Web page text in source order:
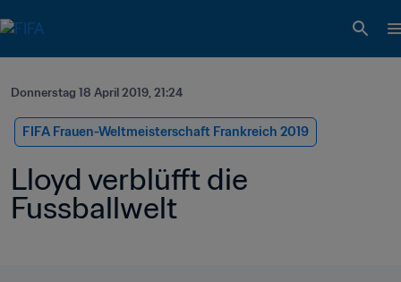
Donnerstag 18 April 2019, 21:24
FIFA Frauen-Weltmeisterschaft Frankreich 2019
Lloyd verblüfft die
Fussballwelt